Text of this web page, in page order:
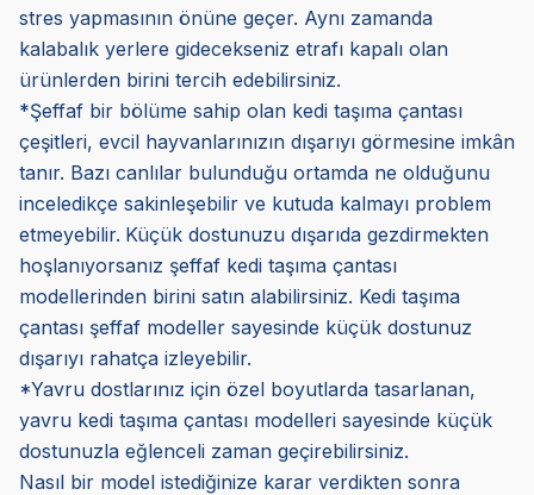
stres yapmasının önüne geçer. Aynı zamanda
kalabalık yerlere gidecekseniz etrafı kapalı olan
ürünlerden birini tercih edebilirsiniz.
*Şeffaf bir bölüme sahip olan kedi taşıma çantası
çeşitleri, evcil hayvanlarınızın dışarıyı görmesine imkân
tanır. Bazı canlılar bulunduğu ortamda ne olduğunu
inceledikçe sakinleşebilir ve kutuda kalmayı problem
etmeyebilir. Küçük dostunuzu dışarıda gezdirmekten
hoşlanıyorsanız şeffaf kedi taşıma çantası
modellerinden birini satın alabilirsiniz. Kedi taşıma
çantası şeffaf modeller sayesinde küçük dostunuz
dışarıyı rahatça izleyebilir.
*Yavru dostlarınız için özel boyutlarda tasarlanan,
yavru kedi taşıma çantası modelleri sayesinde küçük
dostunuzla eğlenceli zaman geçirebilirsiniz.
Nasıl bir model istediğinize karar verdikten sonra